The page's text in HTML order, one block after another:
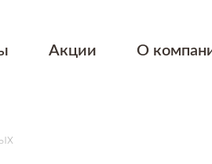
Акции О